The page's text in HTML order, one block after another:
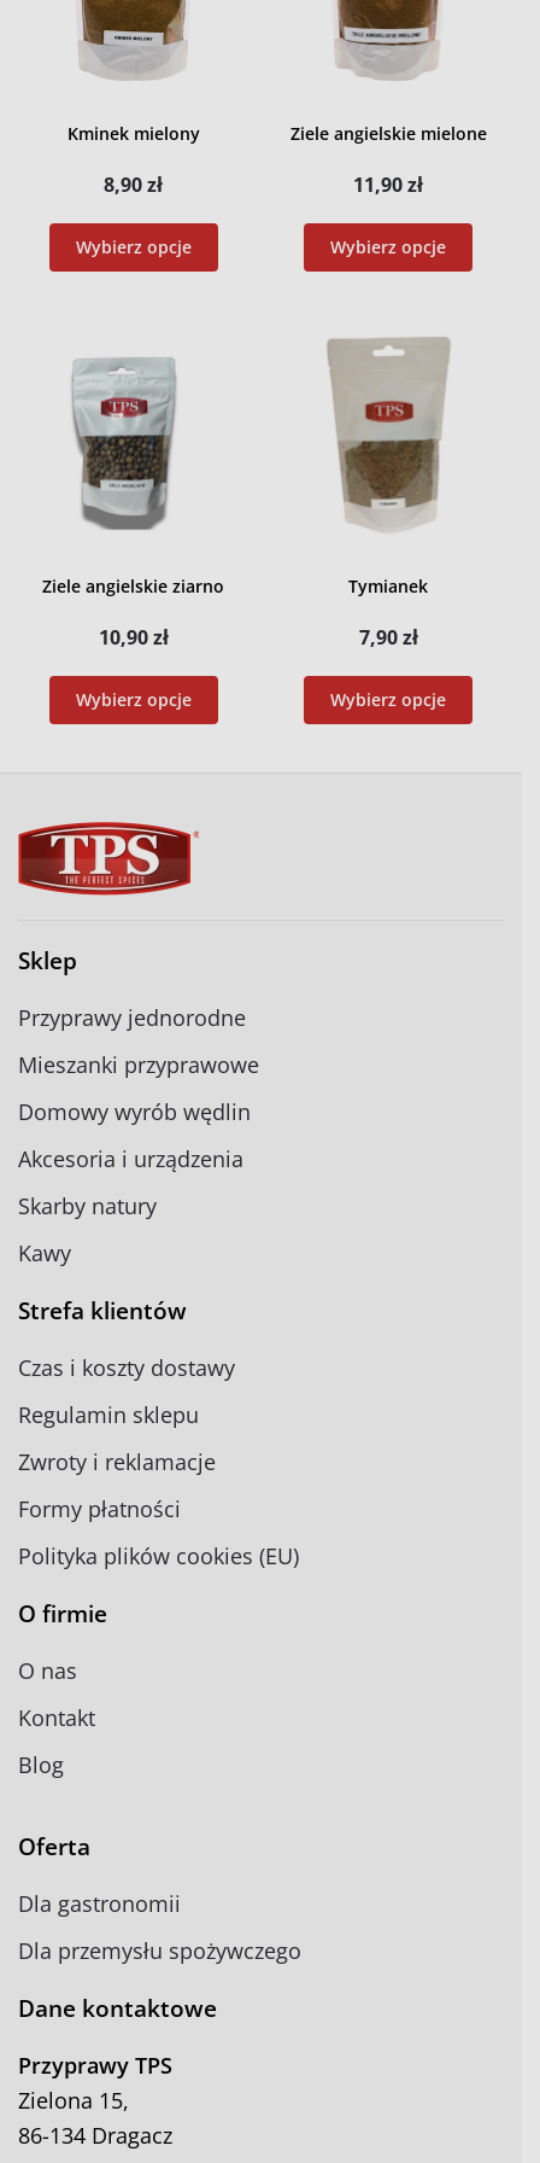
Kminek mielony
8,90zł
Wybierz opcje
Ziele angielskie mielone
11,90zł
Wybierz opcje
Ziele angielskie ziarno
10,90zł
Wybierz opcje
Tymianek
7,90zł
Wybierz opcje
Sklep
Przyprawy jednorodne
Mieszanki przyprawowe
Domowy wyrób wędlin
Akcesoria i urządzenia
Skarby natury
Kawy
Strefa klientów
Czas i koszty dostawy
Regulamin sklepu
Zwroty i reklamacje
Formy płatności
Polityka plików cookies (EU)
O firmie
O nas
Kontakt
Blog
Oferta
Dla gastronomii
Dla przemysłu spożywczego
Dane kontaktowe
Przyprawy TPS
Zielona 15,
86-134 Dragacz